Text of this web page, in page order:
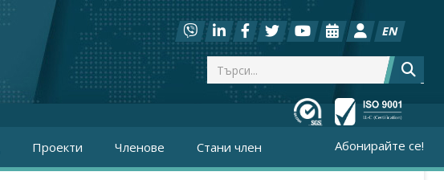
EN
Проекти Членове Стани член Абонирайте се!